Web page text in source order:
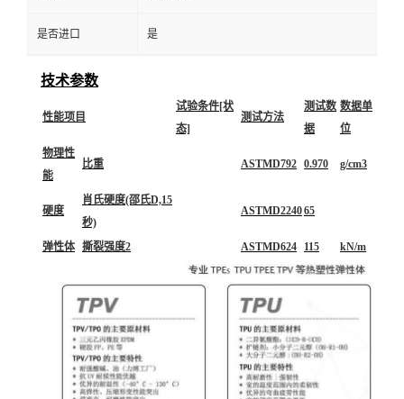
是否进口 是
技术参数
性能项目
试验条件[状
态]
测试方法
测试数
据
数据单
位
物理性
能
比重 ASTMD792 0.970 g/cm3
硬度
肖氏硬度(邵氏D,15
秒)
ASTMD224065
弹性体 撕裂强度2 ASTMD624 115 kN/m